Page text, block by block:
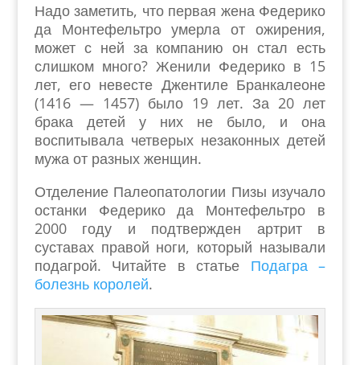
Надо заметить, что первая жена Федерико
да Монтефельтро умерла от ожирения,
может с ней за компанию он стал есть
слишком много? Женили Федерико в 15
лет, его невесте Джентиле Бранкалеоне
(1416 — 1457) было 19 лет. За 20 лет
брака детей у них не было, и она
воспитывала четверых незаконных детей
мужа от разных женщин.
Отделение Палеопатологии Пизы изучало
останки Федерико да Монтефельтро в
2000 году и подтвержден артрит в
суставах правой ноги, который называли
подагрой. Читайте в статье Подагра –
болезнь королей.